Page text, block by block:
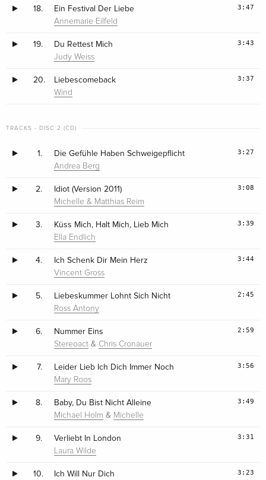
18. Ein Festival Der Liebe
Annemarie Eilfeld
3:47
19. Du Rettest Mich
Judy Weiss
3:43
20. Liebescomeback
Wind
3:37
TRACKS - DISC 2 (CD)
1. Die Gefühle Haben Schweigepflicht
Andrea Berg
3:27
2. Idiot (Version 2011)
Michelle & Matthias Reim
3:08
3. Küss Mich, Halt Mich, Lieb Mich
Ella Endlich
3:39
4. Ich Schenk Dir Mein Herz
Vincent Gross
3:44
5. Liebeskummer Lohnt Sich Nicht
Ross Antony
2:45
6. Nummer Eins
Stereoact & Chris Cronauer
2:59
7. Leider Lieb Ich Dich Immer Noch
Mary Roos
3:56
8. Baby, Du Bist Nicht Alleine
Michael Holm & Michelle
3:49
9. Verliebt In London
Laura Wilde
3:31
10. Ich Will Nur Dich 3:23